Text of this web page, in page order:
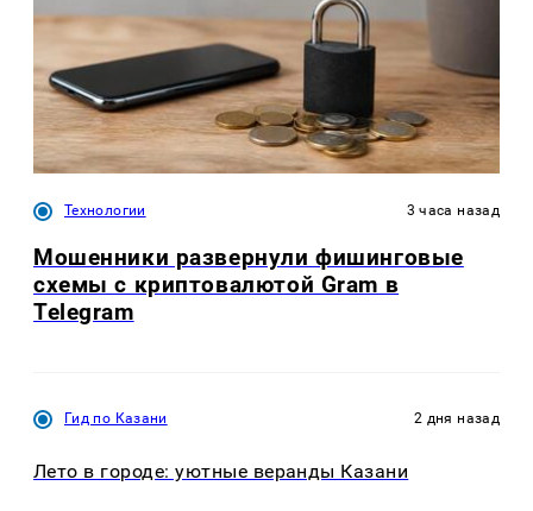
Технологии 3 часа назад
Мошенники развернули фишинговые
схемы с криптовалютой Gram в
Telegram
Гид по Казани 2 дня назад
Лето в городе: уютные веранды Казани